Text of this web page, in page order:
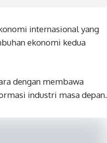
internasional yang
ekonomi kedua
dengan membawa
industri masa depan.